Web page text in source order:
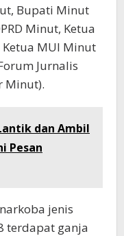
Bupati Minut
Minut, Ketua
MUI Minut
Jurnalis
Minut).
dan Ambil
Pesan
jenis
terdapat ganja